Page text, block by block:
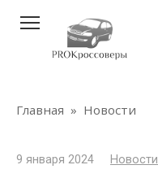
контенту
Главная » Новости
9 января 2024 Новости